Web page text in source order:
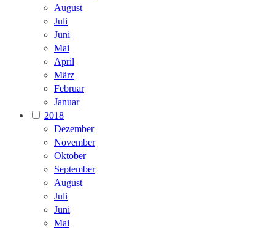
August
Juli
Juni
Mai
April
März
Februar
Januar
2018
Dezember
November
Oktober
September
August
Juli
Juni
Mai